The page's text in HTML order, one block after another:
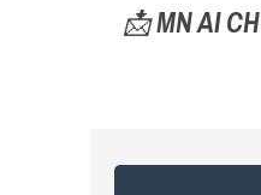
📩 MN AI